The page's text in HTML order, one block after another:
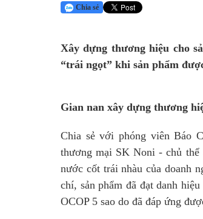
Chia sẻ
Xây dựng thương hiệu cho
“trái ngọt” khi sản phẩm
Gian nan xây dựng thương
Chia sẻ với phóng viên Báo
thương mại SK Noni - chủ thể
nước cốt trái nhàu của doanh
chí, sản phẩm đã đạt danh
OCOP 5 sao do đã đáp ứng